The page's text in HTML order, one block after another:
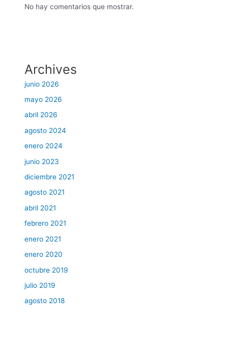
No hay comentarios que mostrar.
Archives
junio 2026
mayo 2026
abril 2026
agosto 2024
enero 2024
junio 2023
diciembre 2021
agosto 2021
abril 2021
febrero 2021
enero 2021
enero 2020
octubre 2019
julio 2019
agosto 2018